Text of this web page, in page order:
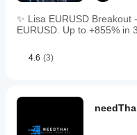
✨ Lisa EURUSD
EURUSD. Up to +855% in
4.6 (3)